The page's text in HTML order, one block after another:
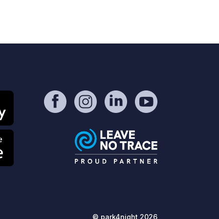
© park4night 2026